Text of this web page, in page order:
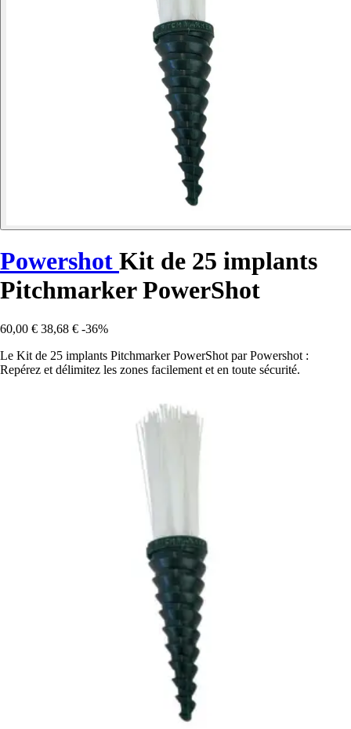
Powershot Kit de 25 implants
Pitchmarker PowerShot
60,00 € 38,68 € -36%
Le Kit de 25 implants Pitchmarker PowerShot par Powershot :
Repérez et délimitez les zones facilement et en toute sécurité.